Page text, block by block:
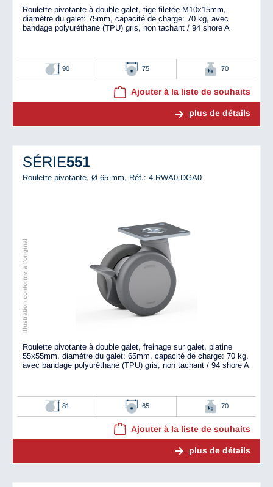
Roulette pivotante à double galet, tige filetée M10x15mm,
diamètre du galet: 75mm, capacité de charge: 70 kg, avec
bandage polyuréthane (TPU) gris, non tachant / 94 shore A
90 75 70
Ajouter à la liste de souhaits
plus de détails
SÉRIE551
Roulette pivotante, Ø 65 mm, Réf.: 4.RWA0.DGA0
Illustration conforme à l'original
Roulette pivotante à double galet, freinage sur galet, platine
55x55mm, diamètre du galet: 65mm, capacité de charge: 70 kg,
avec bandage polyuréthane (TPU) gris, non tachant / 94 shore A
81 65 70
Ajouter à la liste de souhaits
plus de détails